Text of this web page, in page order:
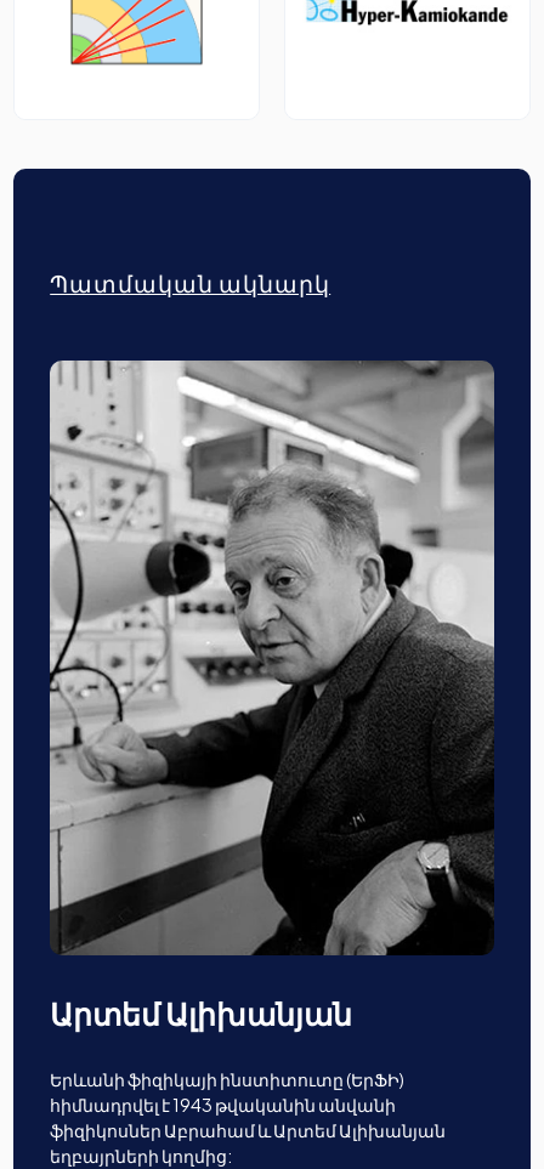
Պատմական ակնարկ
Արտեմ Ալիխանյան
Երևանի ֆիզիկայի ինստիտուտը (ԵրՖԻ)
հիմնադրվել է 1943 թվականին անվանի
ֆիզիկոսներ Աբրահամ և Արտեմ Ալիխանյան
եղբայրների կողմից: